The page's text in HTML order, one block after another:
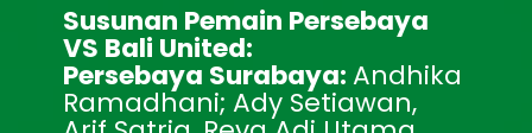
Susunan Pemain Persebaya
VS Bali United:
Persebaya Surabaya: Andhika
Ramadhani; Ady Setiawan,